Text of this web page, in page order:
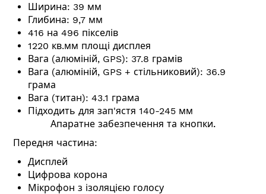
Ширина: 39 мм
Глибина: 9,7 мм
416 на 496 пікселів
1220 кв.мм площі дисплея
Вага (алюміній, GPS): 37.8 грамів
Вага (алюміній, GPS + стільниковий): 36.9
грама
Вага (титан): 43.1 грама
Підходить для зап'ястя 140-245 мм
Апаратне забезпечення та кнопки.
Передня частина:
Дисплей
Цифрова корона
Мікрофон з ізоляцією голосу